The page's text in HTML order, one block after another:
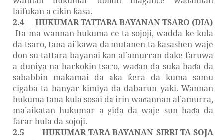
laifukan a cikin ƙasa.
2.4
HUKUMAR TATTARA BAYANANTSARO (DIA)
Ita ma wannan hukuma ce ta sojoji, wadda ke kula
da tsaro, tana ai`kawa da mutanen taƙasashen waje
don su tattara bayanai kan al`amurran dake faruwa
a duniya na harkokin tsaro, waɗan da suka haɗa da
sababbin makamai da aka
ƙera da kuma samu
cigaba ta hanyar kimiya da dabarun yaki. Wannan
hukuma tana kula sosai da irin waɗannan al`amurra,
ma`aikatan hukumar a gida da waje sun haɗa da
farar hula da sojoji.
2.5
HUKUMAR TARA BAYANAN SIRRI TA SOJA